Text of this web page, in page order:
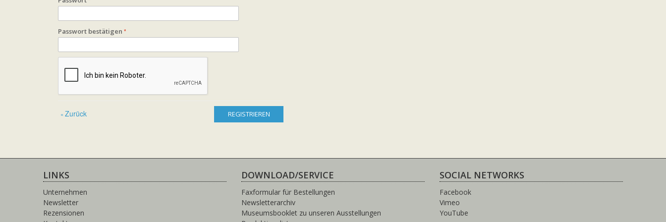
Passwort bestätigen
« Zurück REGISTRIEREN
LINKS
Unternehmen
Newsletter
Rezensionen
DOWNLOAD/SERVICE
Faxformular für Bestellungen
Newsletterarchiv
Museumsbooklet zu unseren Ausstellungen
SOCIAL NETWORKS
Facebook
Vimeo
YouTube